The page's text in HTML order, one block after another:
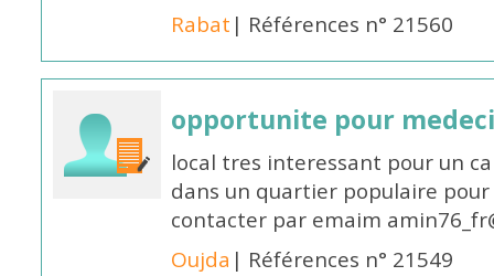
Rabat | Références n° 21560
opportunite pour
local tres interessant pour un
dans un quartier populaire
contacter par emaim
Oujda | Références n° 21549